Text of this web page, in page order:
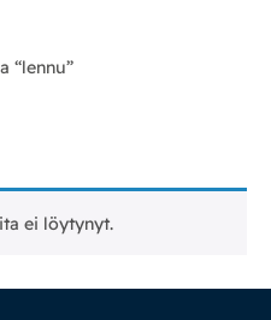
“lennu”
ei löytynyt.